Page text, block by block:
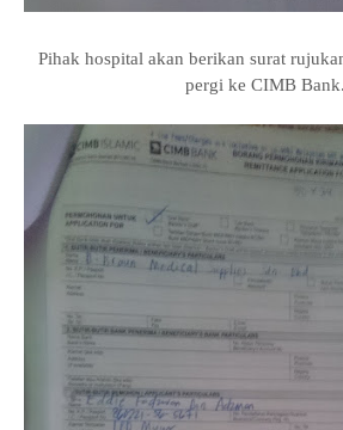
Pihak hospital akan berikan surat
pergi ke CIMB Bank.